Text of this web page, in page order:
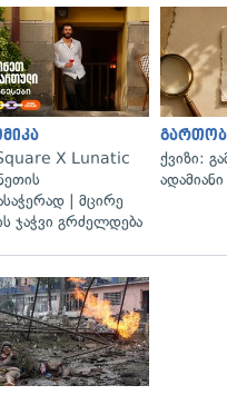
X Lunatic
| მცირე
ჯაჭვი გრძელდება
ქვიზი: